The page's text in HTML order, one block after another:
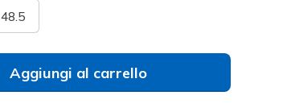
48.5
Aggiungi al carrello